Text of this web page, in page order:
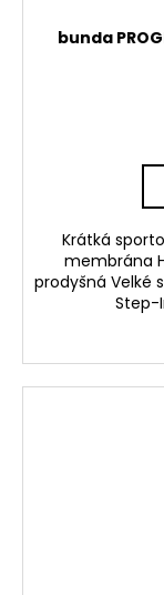
bunda
Krátká
membrána
prodyšná Velké
Step-